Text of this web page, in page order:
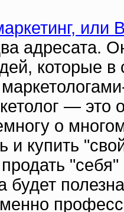
или
адресата.
которые в
— это
о
и купить
будет